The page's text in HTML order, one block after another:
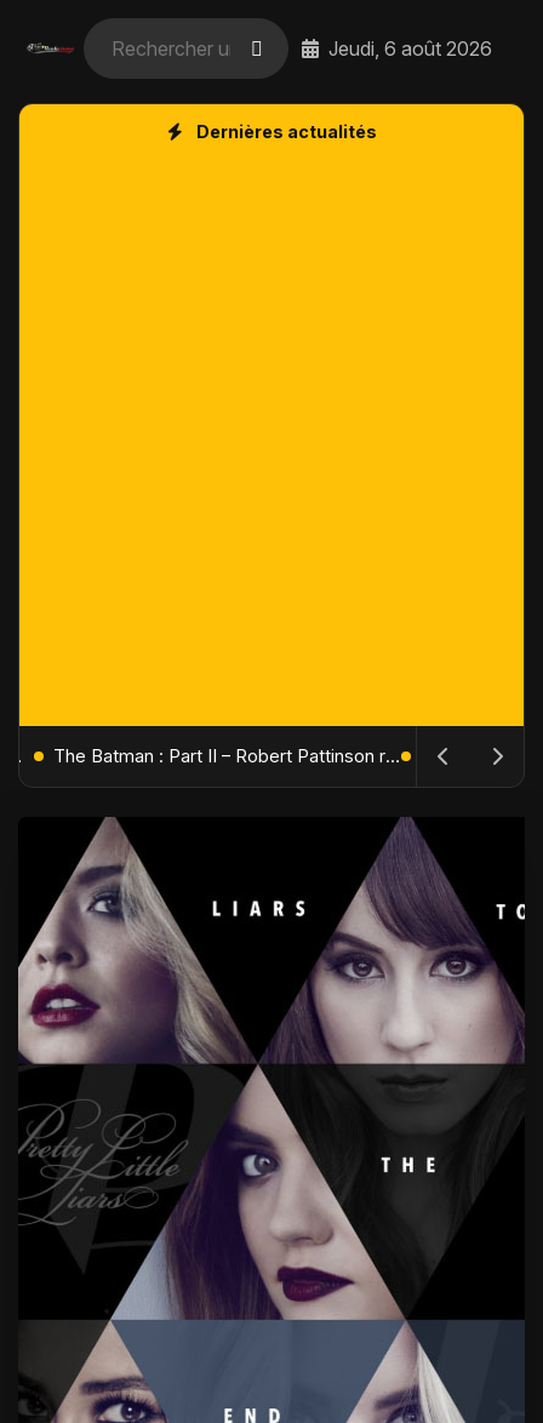
Jeudi, 6 août 2026
Dernières actualités
L'Âge de Glace : Le Réveil du Volcan – Manny, Sid et Diego de retour pour une aventure explosive The Batman : Part II – Robert Pattinson replonge dans les ténèbres de Gotham dès octobre 2027